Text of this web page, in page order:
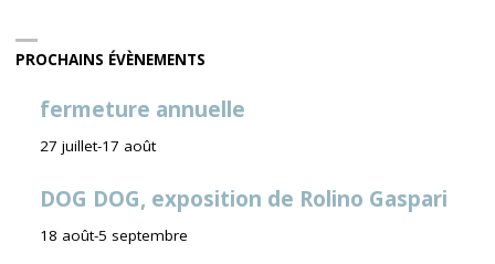
PROCHAINS ÉVÈNEMENTS
fermeture annuelle
27 juillet-17 août
DOG DOG, exposition de Rolino Gaspari
18 août-5 septembre